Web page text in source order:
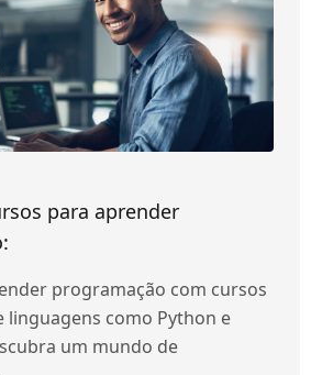
para aprender
programação com cursos
linguagens como Python e
um mundo de